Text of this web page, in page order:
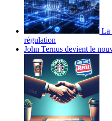
La
régulation
John Ternus devient le